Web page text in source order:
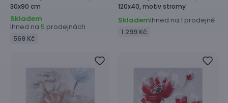
30x90 cm
Skladem
Ihned na 5 prodejnách
569 Kč
120x40, motiv stromy
SklademIhned na 1 prodejně
1 299 Kč